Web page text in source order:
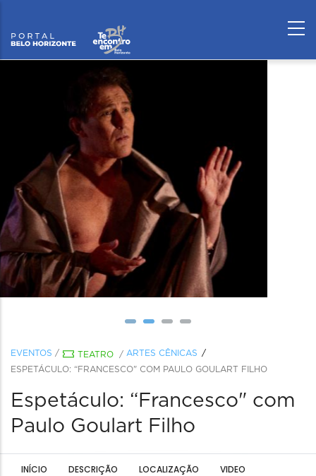
EVENTOS / TEATRO / ARTES CÊNICAS
ESPETÁCULO: “FRANCESCO" COM PAULO GOULART FILHO
Espetáculo: “Francesco" com
Paulo Goulart Filho
INÍCIO DESCRIÇÃO LOCALIZAÇÃO VIDEO